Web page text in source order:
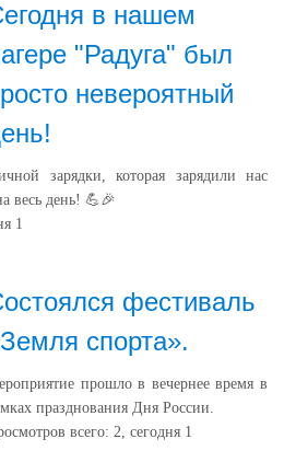
в нашем
"Радуга" был
невероятный
зарядки, которая зарядили нас
весь день! 💪🎉
1
фестиваль
спорта».
прошло в вечернее время в
празднования Дня России.
всего: 2, сегодня 1